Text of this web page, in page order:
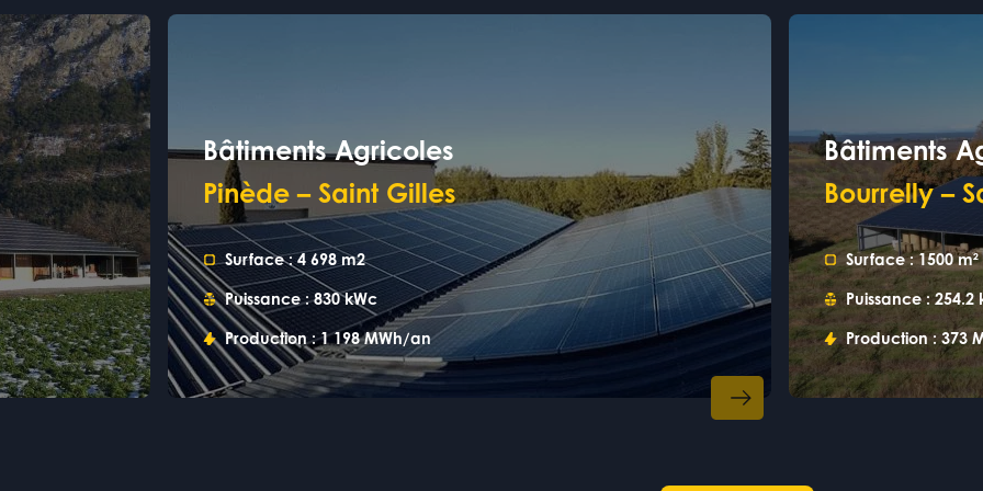
Bâtiments Agricoles
Pinède – Saint Gilles
Surface :4 698 m2
Puissance :830 kWc
Production :1 198 MWh/an
Bâtiments
Bourrelly –
Surface :1500 m²
Puissance :254.2
Production :373